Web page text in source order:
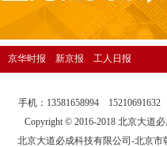
法院送达公告刊登热线13581658994
制晚报行政处罚公告刊登电话
华工商时报仲裁委公告登报
仲裁委公告刊登电话13581658994
京华时报 新京报 工人日报
手机：13581658994
Copyright © 2016-2018 北京大道
北京大道必成科技有限公司 -北京市